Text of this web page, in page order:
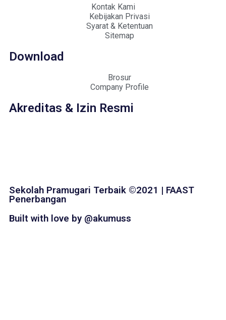
Kontak Kami
Kebijakan Privasi
Syarat & Ketentuan
Sitemap
Download
Brosur
Company Profile
Akreditas & Izin Resmi
Sekolah Pramugari Terbaik ©2021 | FAAST
Penerbangan
Built with love by @akumuss